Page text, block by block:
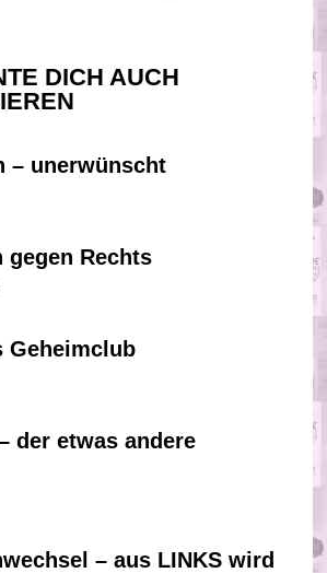
DICH AUCH
– unerwünscht
gegen Rechts
Geheimclub
der etwas andere
– aus LINKS wird